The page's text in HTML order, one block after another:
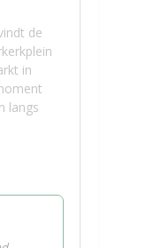
de
in
langs